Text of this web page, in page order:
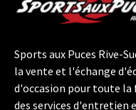
Sports aux Puces Rive-
la vente et l'échange
d'occasion pour toute
des services d'entretien